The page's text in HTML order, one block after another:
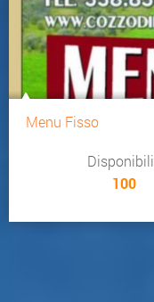
Menu Fisso
Disponibili
100